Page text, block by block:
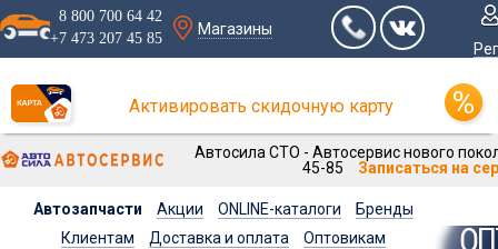
8 800 700 64 42
+7 473 207 45 85
Магазины
Активировать скидочную карту
Автосила СТО - Автосервис нового
45-85
Записаться на
Автозапчасти Акции ONLINE-каталоги
Бренды
Клиентам
Доставка и оплата
Оптовикам